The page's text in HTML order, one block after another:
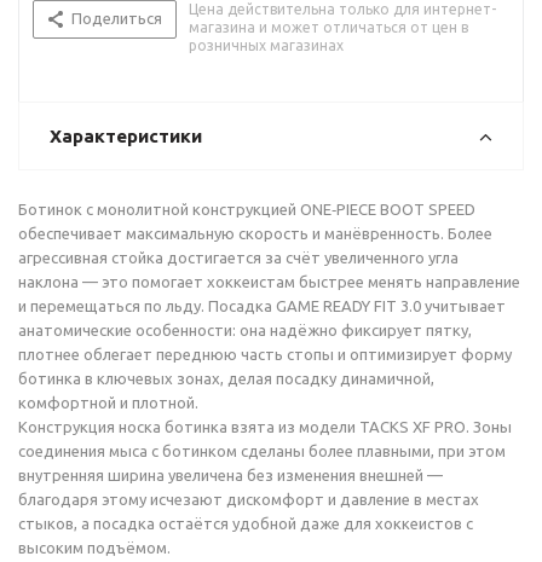
Поделиться
Цена действительна только для интернет-
магазина и может отличаться от цен в
розничных магазинах
Характеристики
Ботинок с монолитной конструкцией ONE‑PIECE BOOT SPEED
обеспечивает максимальную скорость и манёвренность. Более
агрессивная стойка достигается за счёт увеличенного угла
наклона — это помогает хоккеистам быстрее менять направление
и перемещаться по льду. Посадка GAME READY FIT 3.0 учитывает
анатомические особенности: она надёжно фиксирует пятку,
плотнее облегает переднюю часть стопы и оптимизирует форму
ботинка в ключевых зонах, делая посадку динамичной,
комфортной и плотной.
Конструкция носка ботинка взята из модели TACKS XF PRO. Зоны
соединения мыса с ботинком сделаны более плавными, при этом
внутренняя ширина увеличена без изменения внешней —
благодаря этому исчезают дискомфорт и давление в местах
стыков, а посадка остаётся удобной даже для хоккеистов с
высоким подъёмом.